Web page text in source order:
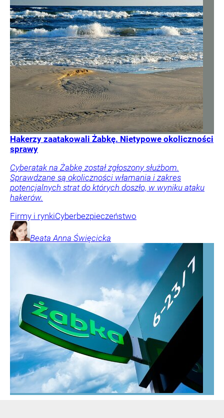
Hakerzy zaatakowali Żabkę. Nietypowe okoliczności
sprawy
Cyberatak na Żabkę został zgłoszony służbom.
Sprawdzane są okoliczności włamania i zakres
potencjalnych strat do których doszło, w wyniku ataku
hakerów.
Firmy i rynkiCyberbezpieczeństwo
Beata Anna Święcicka